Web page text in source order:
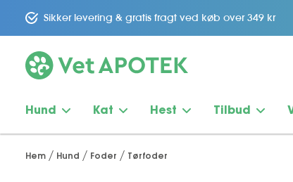
Sikker levering & gratis fragt ved køb over 349 kr
Hund Kat Hest Tilbud
Hem Hund Foder Tørfoder